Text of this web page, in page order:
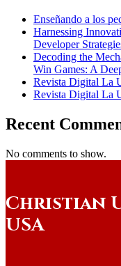
Enseñando a los
Harnessing
Developer
Decoding the
Win Games: A
Revista Digital La
Revista Digital La
Recent
No comments to show.
Christian
USA